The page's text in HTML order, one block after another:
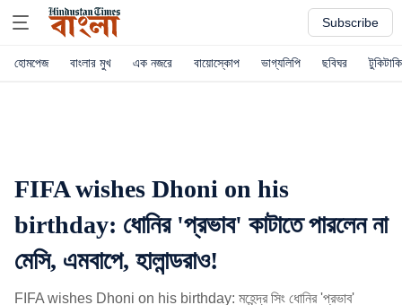
Subscribe
হোমপেজ বাংলার মুখ এক নজরে বায়োস্কোপ ভাগ্যলিপি ছবিঘর টুকিটাকি
FIFA wishes Dhoni on his
birthday: ধোনির 'প্রভাব' কাটাতে পারলেন না
মেসি, এমবাপে, হালান্ডরাও!
FIFA wishes Dhoni on his birthday: মহেন্দ্র সিং ধোনির 'প্রভাব'